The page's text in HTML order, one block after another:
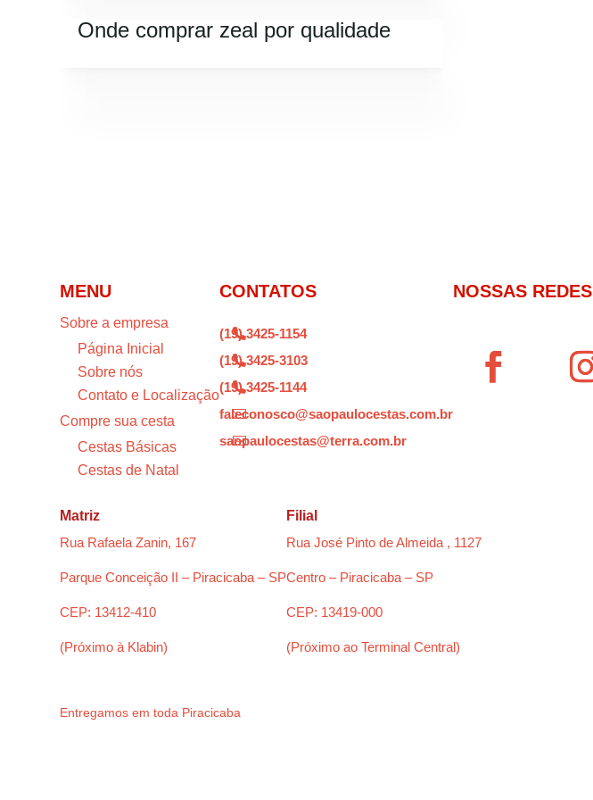
Onde comprar zeal por qualidade
MENU
Sobre a empresa
Página Inicial
Sobre nós
Contato e Localização
Compre sua cesta
Cestas Básicas
Cestas de Natal
CONTATOS

(19) 3425-1154

(19) 3425-3103

(19) 3425-1144

faleconosco@saopaulocestas.com.br

saopaulocestas@terra.com.br
NOSSAS REDES
Matriz
Rua Rafaela Zanin, 167
Parque Conceição II – Piracicaba – SP
CEP: 13412-410
(Próximo à Klabin)
Filial
Rua José Pinto de Almeida , 1127
Centro – Piracicaba – SP
CEP: 13419-000
(Próximo ao Terminal Central)
Entregamos em toda Piracicaba